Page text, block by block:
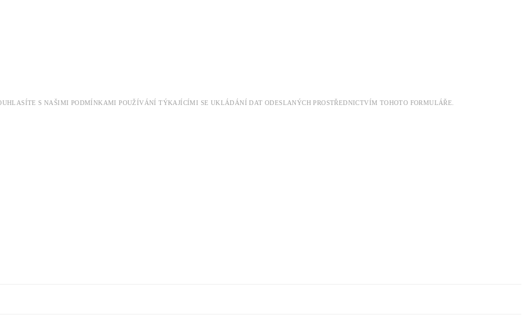
S NAŠIMI PODMÍNKAMI POUŽÍVÁNÍ TÝKAJÍCÍMI SE UKLÁDÁNÍ DAT ODESLANÝCH PROSTŘEDNICTVÍM TOHOTO FORMULÁŘE.